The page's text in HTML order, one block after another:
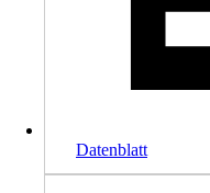
Datenblatt